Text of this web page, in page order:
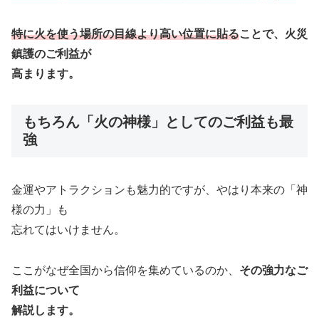
特に火を使う場所の目線より高い位置に貼ることで、火災
鎮護のご利益が
高まります。
もちろん「火の神様」としてのご利益も最
強
金運やアトラクションも魅力的ですが、やはり本来の「神
様の力」も
忘れてはいけません。
ここがなぜ全国から信仰を集めているのか、 その強力なご
利益について
解説します。